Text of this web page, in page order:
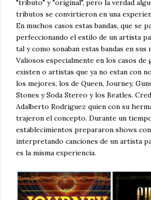
"tributo" y "original", pero la verdad
tributos se convirtieron en una
En muchos casos estas bandas, que se
perfeccionando el estilo de un artista
tal y como sonaban estas bandas en
Valiosos especialmente en los casos de
existen o artistas que ya no estan con
los mejores, los de Queen, Journey,
Stones y Soda Stereo y los Beatles.
Adalberto Rodriguez quien con su
trajeron el concepto. Durante un
establecimientos prepararon shows
interpretando canciones de un artista
es la misma experiencia.